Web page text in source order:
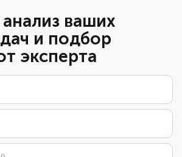
ваших
и подбор
эксперта